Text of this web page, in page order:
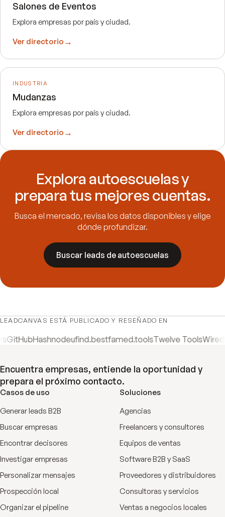
Salones de Eventos
Explora empresas por país y ciudad.
Ver directorio →
INDUSTRIA
Mudanzas
Explora empresas por país y ciudad.
Ver directorio →
Exploraautoescuelasy
prepara tus mejores cuentas.
Busca el mercado, revisa los datos disponibles y elige
dónde profundizar.
Buscar leads de autoescuelas
LEADCANVAS ESTÁ PUBLICADO Y RESEÑADO EN
ufind.bestfamed.toolsTwelve ToolsWired Business
Encuentra empresas, entiende la oportunidad y
prepara el próximo contacto.
Casos de uso
Generar leads B2B
Buscar empresas
Encontrar decisores
Investigar empresas
Personalizar mensajes
Prospección local
Organizar el pipeline
Soluciones
Agencias
Freelancers y consultores
Equipos de ventas
Software B2B y SaaS
Proveedores y distribuidores
Consultoras y servicios
Ventas a negocios locales